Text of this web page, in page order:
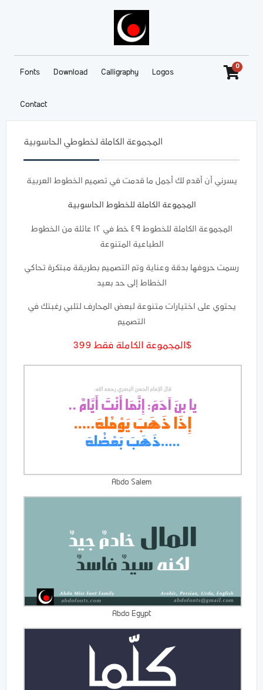
Fonts Download Calligraphy Logos
Contact
0
المجموعة الكاملة لخطوطي الحاسوبية
يسرني أن أقدم لك أجمل ما قدمت في تصميم الخطوط العربية
المجموعة الكاملة للخطوط الحاسوبية
المجموعة الكاملة للخطوط ٤٩ خط في ١٢ عائلة من الخطوط
الطباعية المتنوعة
رسمت حروفها بدقة وعناية وتم التصميم بطريقة مبتكرة تحاكي
الخطاط إلى حد بعيد
يحتوي على اختيارات متنوعة لبعض المحارف لتلبي رغبتك في
التصميم
المجموعة الكاملة فقط 399$
Abdo Salem
Abdo Egypt